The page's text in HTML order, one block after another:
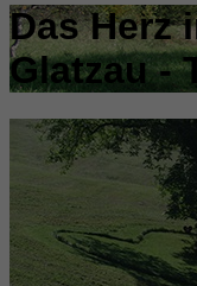
Das Herz
Glatzau -